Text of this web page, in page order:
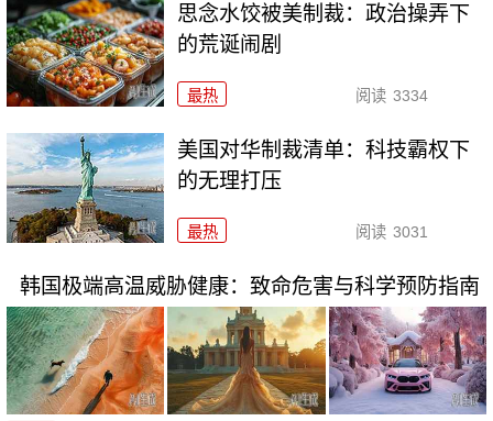
思念水饺被美制裁：政治操弄下
的荒诞闹剧
最热 阅读 3334
美国对华制裁清单：科技霸权下
的无理打压
最热 阅读 3031
韩国极端高温威胁健康：致命危害与科学预防指南